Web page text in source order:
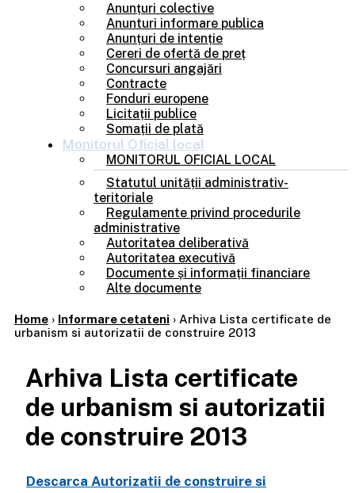
Anunțuri colective
Anunturi informare publica
Anunțuri de intenție
Cereri de ofertă de preț
Concursuri angajări
Contracte
Fonduri europene
Licitații publice
Somații de plată
Monitorul Oficial local
MONITORUL OFICIAL LOCAL
Statutul unității administrativ-
teritoriale
Regulamente privind procedurile
administrative
Autoritatea deliberativă
Autoritatea executivă
Documente și informații financiare
Alte documente
Home › Informare cetateni › Arhiva Lista certificate de
urbanism si autorizatii de construire 2013
Arhiva Lista certificate
de urbanism si autorizatii
de construire 2013
Descarca Autorizatii de construire si